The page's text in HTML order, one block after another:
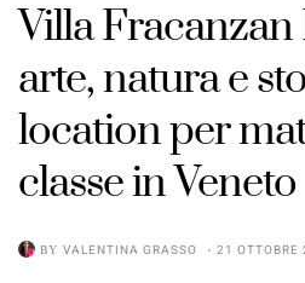
Villa Fracanzan
arte, natura e
location per
classe in Veneto
BY VALENTINA GRASSO 21 OTTOBRE